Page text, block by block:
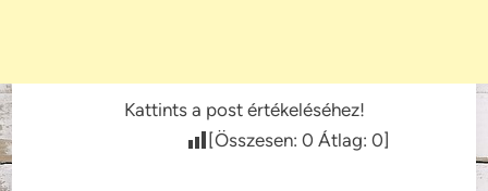
Kattints a post értékeléséhez!
[Összesen: 0 Átlag: 0]